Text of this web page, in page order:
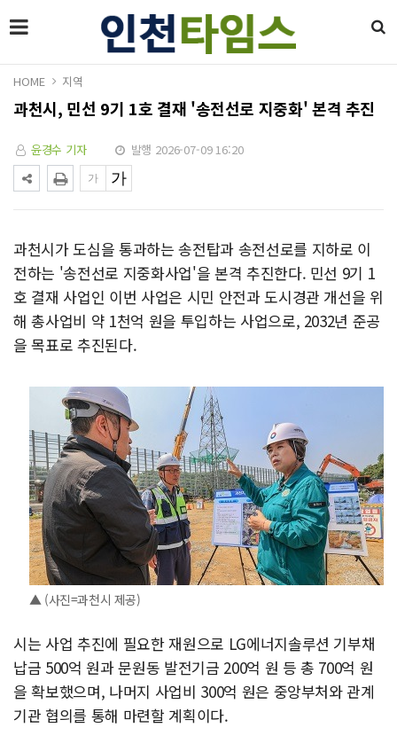
HOME 지역
과천시, 민선 9기 1호 결재 '송전선로 지중화' 본격 추진
윤경수 기자 발행 2026-07-09 16:20
과천시가 도심을 통과하는 송전탑과 송전선로를 지하로 이
전하는 '송전선로 지중화사업'을 본격 추진한다. 민선 9기 1
호 결재 사업인 이번 사업은 시민 안전과 도시경관 개선을 위
해 총사업비 약 1천억 원을 투입하는 사업으로, 2032년 준공
을 목표로 추진된다.
▲ (사진=과천시 제공)
시는 사업 추진에 필요한 재원으로 LG에너지솔루션 기부채
납금 500억 원과 문원동 발전기금 200억 원 등 총 700억 원
을 확보했으며, 나머지 사업비 300억 원은 중앙부처와 관계
기관 협의를 통해 마련할 계획이다.